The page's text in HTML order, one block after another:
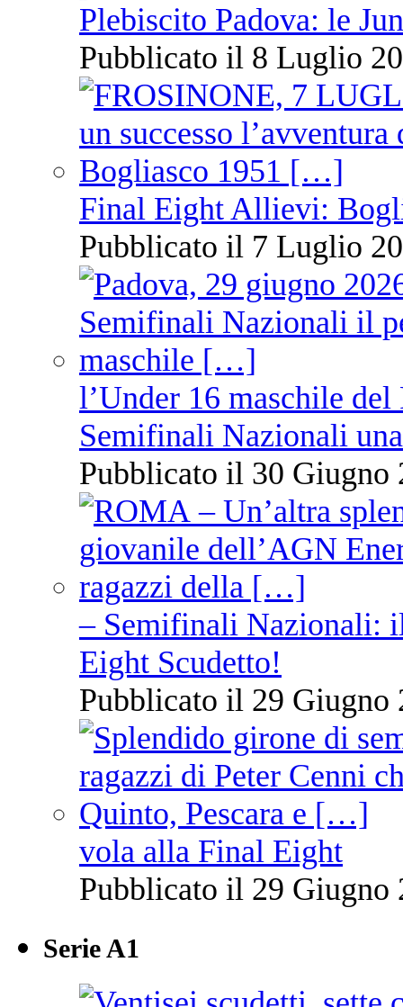
Plebiscito Padova: le
Pubblicato il 8 Luglio
Final Eight Allievi:
Pubblicato il 7 Luglio
l’Under 16 maschile
Semifinali Nazionali
Pubblicato il 30 Giugno
– Semifinali Nazionali:
Eight Scudetto!
Pubblicato il 29 Giugno
vola alla Final Eight
Pubblicato il 29 Giugno
Serie A1